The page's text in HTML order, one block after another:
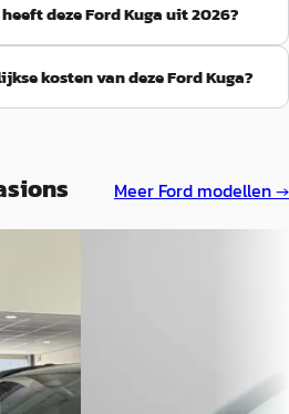
deze Ford Kuga uit 2026?
kosten van deze Ford Kuga?
Meer Ford modellen →
APPLE